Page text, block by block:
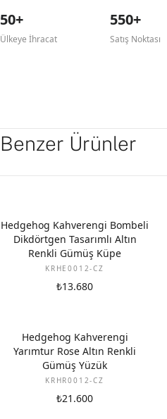
50+
Ülkeye İhracat
550+
Satış Noktası
Benzer Ürünler
Hedgehog Kahverengi Bombeli
Dikdörtgen Tasarımlı Altın
Renkli Gümüş Küpe
KRHE0012-CZ
₺13.680
Hedgehog Kahverengi
Yarımtur Rose Altın Renkli
Gümüş Yüzük
KRHR0012-CZ
₺21.600